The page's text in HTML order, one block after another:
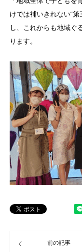
けでは補いきれない“
し、これからも地域ぐ
ります。
前の記事